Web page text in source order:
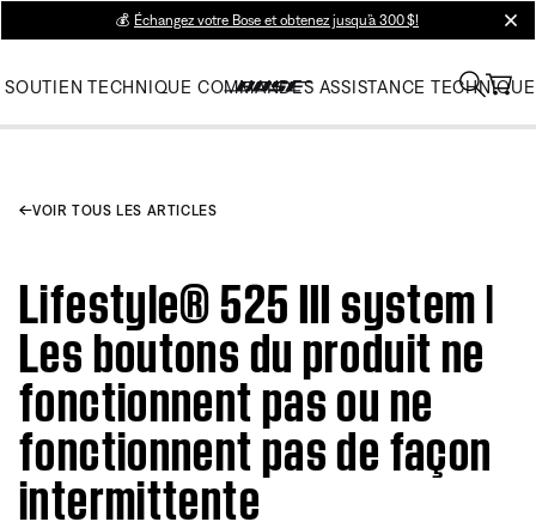
💰 Échangez votre Bose et obtenez jusqu’à 300 $!
SOUTIEN TECHNIQUE COMMANDES ASSISTANCE TECHNIQUE
VOIR TOUS LES ARTICLES
Lifestyle® 525 III system |
Les boutons du produit ne
fonctionnent pas ou ne
fonctionnent pas de façon
intermittente